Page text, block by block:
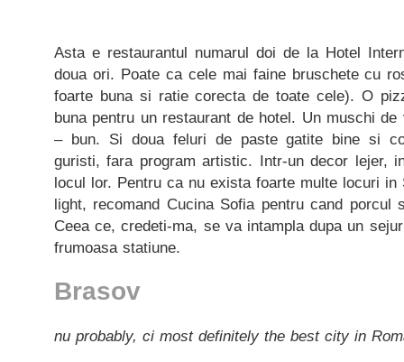
Asta e restaurantul numarul doi de la Hotel
doua ori. Poate ca cele mai faine bruschete cu
foarte buna si ratie corecta de toate cele). O
buna pentru un restaurant de hotel. Un muschi
– bun. Si doua feluri de paste gatite bine si
guristi, fara program artistic. Intr-un decor lejer,
locul lor. Pentru ca nu exista foarte multe locuri in
light, recomand Cucina Sofia pentru cand porcul
Ceea ce, credeti-ma, se va intampla dupa un
frumoasa statiune.
Brasov
nu probably, ci most definitely the best city in